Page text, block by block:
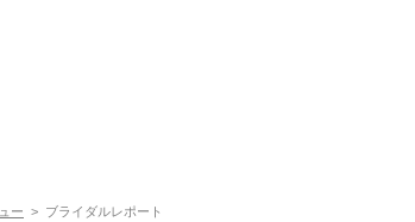
ー > ブライダルレポート